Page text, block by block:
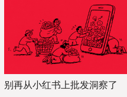
别再从小红书上批发洞察了